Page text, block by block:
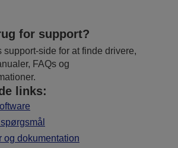
for support?
support-side for at finde drivere,
FAQs og
links:
og dokumentation